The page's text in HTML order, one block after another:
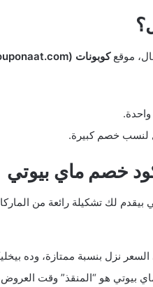
موقعكوبونات (couponaat.com)
لنسب خصم كبيرة.
خصم ماي بيوتي
بيقدم لك تشكيلة رائعة من
السعر نزل بنسبة ممتازة، وده
بيوتي هو “المنقذ” وقت